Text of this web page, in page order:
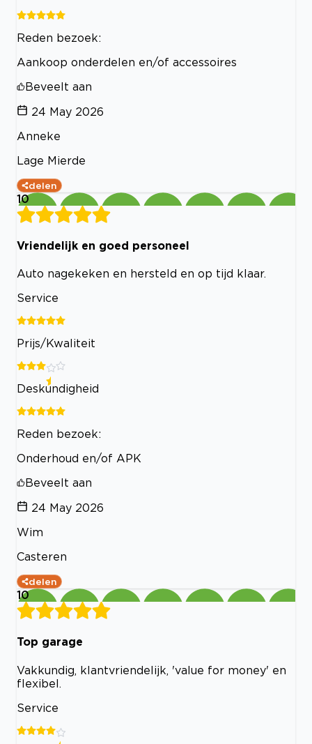
Reden bezoek:
Aankoop onderdelen en/of accessoires
Beveelt aan
24 May 2026
Anneke
Lage Mierde
delen
10
Vriendelijk en goed personeel
Auto nagekeken en hersteld en op tijd klaar.
Service
Prijs/Kwaliteit
Deskundigheid
Reden bezoek:
Onderhoud en/of APK
Beveelt aan
24 May 2026
Wim
Casteren
delen
10
Top garage
Vakkundig, klantvriendelijk, 'value for money' en
flexibel.
Service